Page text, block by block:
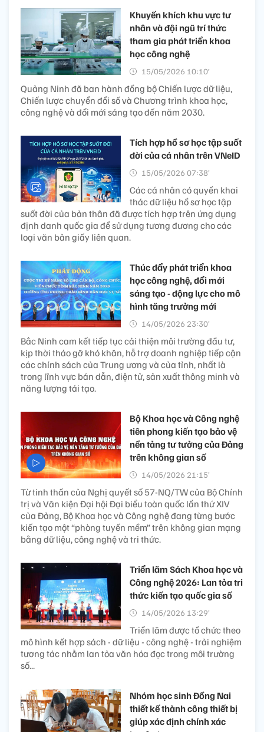
Khuyến khích khu vực tư
nhân và đội ngũ trí thức
tham gia phát triển khoa
học công nghệ
15/05/2026 10:10’
Quảng Ninh đã ban hành đồng bộ Chiến lược dữ liệu,
Chiến lược chuyển đổi số và Chương trình khoa học,
công nghệ và đổi mới sáng tạo đến năm 2030.
Tích hợp hồ sơ học tập suốt
đời của cá nhân trên VNeID
15/05/2026 07:38’
Các cá nhân có quyền khai
thác dữ liệu hồ sơ học tập
suốt đời của bản thân đã được tích hợp trên ứng dụng
định danh quốc gia để sử dụng tương đương cho các
loại văn bản giấy liên quan.
Thúc đẩy phát triển khoa
học công nghệ, đổi mới
sáng tạo - động lực cho mô
hình tăng trưởng mới
14/05/2026 23:30’
Bắc Ninh cam kết tiếp tục cải thiện môi trường đầu tư,
kịp thời tháo gỡ khó khăn, hỗ trợ doanh nghiệp tiếp cận
các chính sách của Trung ương và của tỉnh, nhất là
trong lĩnh vực bán dẫn, điện tử, sản xuất thông minh và
năng lượng tái tạo.
Bộ Khoa học và Công nghệ
tiên phong kiến tạo bảo vệ
nền tảng tư tưởng của Đảng
trên không gian số
14/05/2026 21:15’
Từ tinh thần của Nghị quyết số 57-NQ/TW của Bộ Chính
trị và Văn kiện Đại hội Đại biểu toàn quốc lần thứ XIV
của Đảng, Bộ Khoa học và Công nghệ đang từng bước
kiến tạo một “phòng tuyến mềm” trên không gian mạng
bằng dữ liệu, công nghệ và tri thức.
Triển lãm Sách Khoa học và
Công nghệ 2026: Lan tỏa tri
thức kiến tạo quốc gia số
14/05/2026 13:29’
Triển lãm được tổ chức theo
mô hình kết hợp sách - dữ liệu - công nghệ - trải nghiệm
tương tác nhằm lan tỏa văn hóa đọc trong môi trường
số...
Nhóm học sinh Đồng Nai
thiết kế thành công thiết bị
giúp xác định chính xác